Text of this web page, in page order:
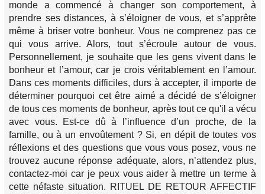
monde a commencé à changer son comportement, à
prendre ses distances, à s’éloigner de vous, et s’apprête
même à briser votre bonheur. Vous ne comprenez pas ce
qui vous arrive. Alors, tout s’écroule autour de vous.
Personnellement, je souhaite que les gens vivent dans le
bonheur et l’amour, car je crois véritablement en l’amour.
Dans ces moments difficiles, durs à accepter, il importe de
déterminer pourquoi cet être aimé a décidé de s’éloigner
de tous ces moments de bonheur, après tout ce qu'il a vécu
avec vous. Est-ce dû à l’influence d’un proche, de la
famille, ou à un envoûtement ? Si, en dépit de toutes vos
réflexions et des questions que vous vous posez, vous ne
trouvez aucune réponse adéquate, alors, n’attendez plus,
contactez-moi car je peux vous aider à mettre un terme à
cette néfaste situation. RITUEL DE RETOUR AFFECTIF